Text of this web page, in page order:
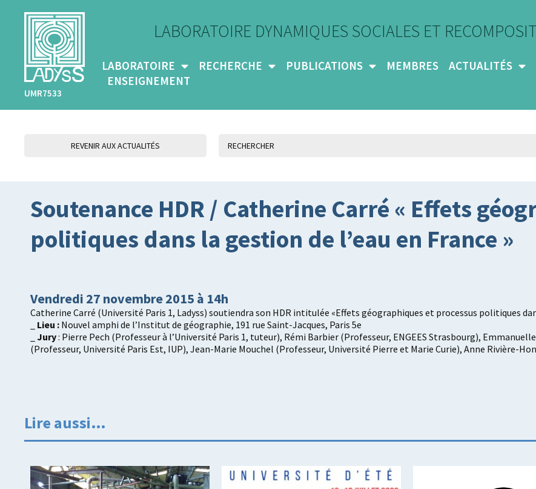
UMR7533
LABORATOIRE DYNAMIQUES SOCIALES ET
LABORATOIRE RECHERCHE PUBLICATIONS MEMBRES
ACTUALITÉS
ENSEIGNEMENT
REVENIR AUX ACTUALITÉS
Soutenance HDR / Catherine Carré « Effets
politiques dans la gestion de l’eau en France »
Vendredi 27 novembre 2015 à 14h
Catherine Carré (Université Paris 1, Ladyss) soutiendra son HDR intitulée «Effets géographiques et processus politiques
Lieu : Nouvel amphi de l’Institut de géographie, 191 rue Saint-Jacques, Paris 5e
Jury: Pierre Pech (Professeur à l’Université Paris 1, tuteur), Rémi Barbier (Professeur, ENGEES Strasbourg),
(Professeur, Université Paris Est, IUP), Jean-Marie Mouchel (Professeur, Université Pierre et Marie Curie), Anne Rivière-
Lire aussi…